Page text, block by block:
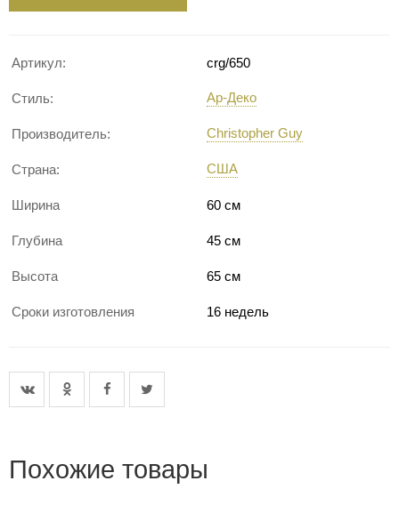
Артикул: crg/650
Стиль: Ар-Деко
Производитель: Christopher Guy
Страна: США
Ширина 60 см
Глубина 45 см
Высота 65 см
Сроки изготовления 16 недель
Похожие товары